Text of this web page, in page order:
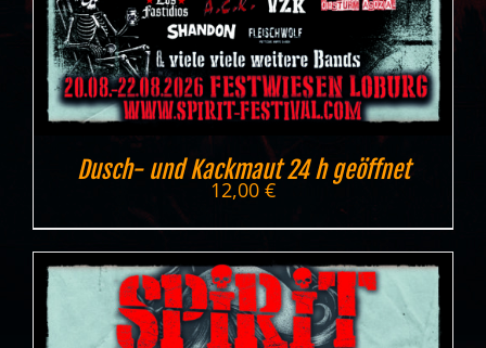
Dusch- und Kackmaut 24 h geöffnet
12,00 €